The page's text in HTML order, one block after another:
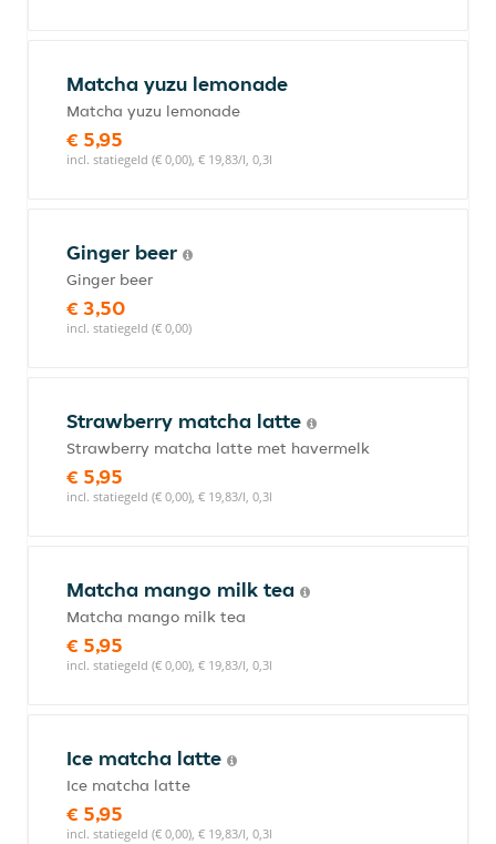
Matcha yuzu lemonade
Matcha yuzu lemonade
€ 5,95
incl. statiegeld (€ 0,00), € 19,83/l, 0,3l
Ginger beer
Ginger beer
€ 3,50
incl. statiegeld (€ 0,00)
Strawberry matcha latte
Strawberry matcha latte met havermelk
€ 5,95
incl. statiegeld (€ 0,00), € 19,83/l, 0,3l
Matcha mango milk tea
Matcha mango milk tea
€ 5,95
incl. statiegeld (€ 0,00), € 19,83/l, 0,3l
Ice matcha latte
Ice matcha latte
€ 5,95
incl. statiegeld (€ 0,00), € 19,83/l, 0,3l